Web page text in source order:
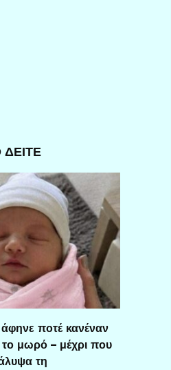
ποτέ κανέναν
το μωρό – μέχρι που
τη